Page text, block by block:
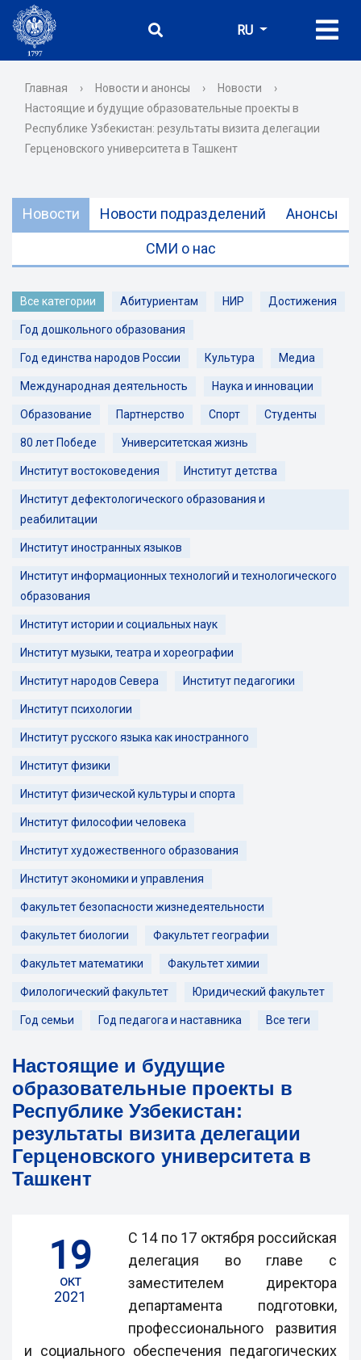
RU
Главная › Новости и анонсы › Новости
›
Настоящие и будущие образовательные проекты в
Республике Узбекистан: результаты визита делегации
Герценовского университета в Ташкент
Новости Новости подразделений Анонсы
СМИ о нас
Все категории Абитуриентам НИР Достижения
Год дошкольного образования
Год единства народов России Культура Медиа
Международная деятельность Наука и инновации
Образование Партнерство Спорт Студенты
80 лет Победе Университетская жизнь
Институт востоковедения Институт детства
Институт дефектологического образования и
реабилитации
Институт иностранных языков
Институт информационных технологий и технологического
образования
Институт истории и социальных наук
Институт музыки, театра и хореографии
Институт народов Севера Институт педагогики
Институт психологии
Институт русского языка как иностранного
Институт физики
Институт физической культуры и спорта
Институт философии человека
Институт художественного образования
Институт экономики и управления
Факультет безопасности жизнедеятельности
Факультет биологии Факультет географии
Факультет математики Факультет химии
Филологический факультет Юридический факультет
Год семьи Год педагога и наставника Все теги
Настоящие и будущие
образовательные проекты в
Республике Узбекистан:
результаты визита делегации
Герценовского университета в
Ташкент
19
окт
2021
С 14 по 17 октября российская
делегация во главе с
заместителем директора
департамента подготовки,
профессионального развития
и социального обеспечения педагогических